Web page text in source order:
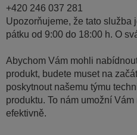
+420 246 037 281
Upozorňujeme, že tato služba
pátku od 9:00 do 18:00 h. O
Abychom Vám mohli
produkt, budete muset na
poskytnout našemu týmu
produktu. To nám umožní
efektivně.